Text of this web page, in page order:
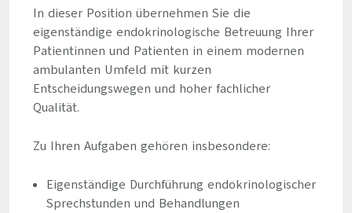
In dieser Position übernehmen Sie die
eigenständige endokrinologische Betreuung Ihrer
Patientinnen und Patienten in einem modernen
ambulanten Umfeld mit kurzen
Entscheidungswegen und hoher fachlicher
Qualität.
Zu Ihren Aufgaben gehören insbesondere:
Eigenständige Durchführung endokrinologischer
Sprechstunden und Behandlungen